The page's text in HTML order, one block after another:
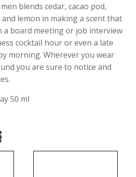
blends cedar, cacao pod,
lemon in making a scent that
a board meeting or job interview
cocktail hour or even a late
morning. Wherever you wear
you are sure to notice and
50 ml